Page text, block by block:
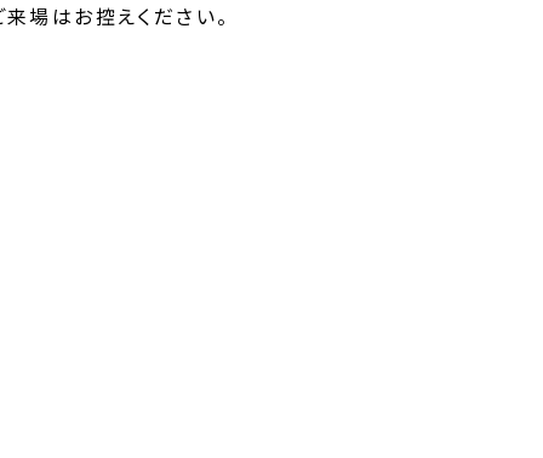
場はお控えください。